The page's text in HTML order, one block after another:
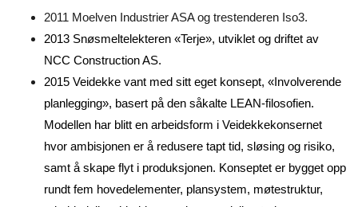
2011 Moelven Industrier ASA og trestenderen Iso3.
2013 Snøsmeltelekteren «Terje», utviklet og driftet av
NCC Construction AS.
2015 Veidekke vant med sitt eget konsept, «Involverende
planlegging», basert på den såkalte LEAN-filosofien.
Modellen har blitt en arbeidsform i Veidekkekonsernet
hvor ambisjonen er å redusere tapt tid, sløsing og risiko,
samt å skape flyt i produksjonen. Konseptet er bygget opp
rundt fem hovedelementer, plansystem, møtestruktur,